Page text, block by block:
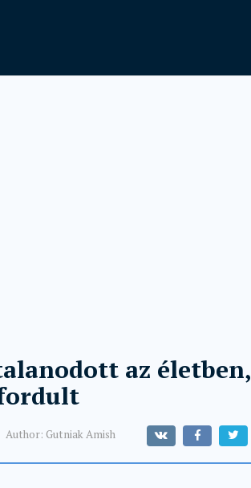
az életben,
Author: Gutniak Amish